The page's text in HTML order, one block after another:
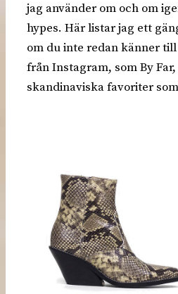
jag använder om och om
hypes. Här listar jag ett
om du inte redan känner
från Instagram, som By
skandinaviska favoriter